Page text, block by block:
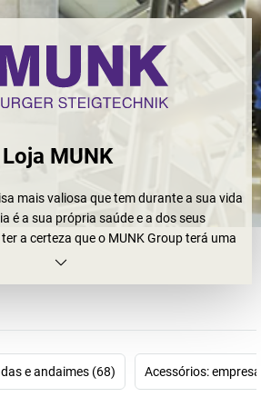
Loja MUNK
mais valiosa que tem durante a sua vida
é a sua própria saúde e a dos seus
a certeza que o MUNK Group terá uma
líder em tecnologia e inovação com
a mais alta qualidade e consistência
pelo facto de a empresa estar idealmente
e andaimes (68) Acessórios: